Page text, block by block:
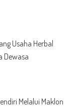
Usaha Herbal
Dewasa
Melalui Maklon